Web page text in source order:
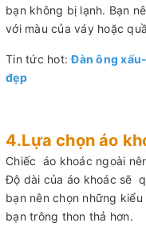
bạn không bị lạnh. Bạn
với màu của váy hoặc
Tin tức hot:Đàn ông
đẹp
4.Lựa chọn áo
Chiếc áo khoác ngoài
Độ dài của áo khoác sẽ
bạn nên chọn những
bạn trông thon thả hơn.